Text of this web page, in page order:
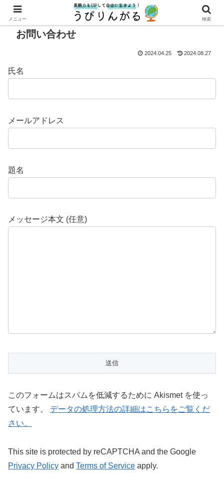
お問い合わせ
2024.04.25 2024.08.27
氏名
メールアドレス
題名
メッセージ本文 (任意)
このフォームはスパムを低減するために Akismet を使っ
ています。 データの処理方法の詳細はこちらをご覧くだ
さい。
This site is protected by reCAPTCHA and the Google
Privacy Policy and Terms of Service apply.
メニュー 検索